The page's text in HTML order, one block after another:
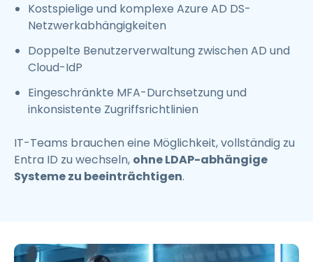
Kostspielige und komplexe Azure AD DS-
Netzwerkabhängigkeiten
Doppelte Benutzerverwaltung zwischen AD und
Cloud-IdP
Eingeschränkte MFA-Durchsetzung und
inkonsistente Zugriffsrichtlinien
IT-Teams brauchen eine Möglichkeit, vollständig zu
Entra ID zu wechseln, ohne LDAP-abhängige
Systeme zu beeinträchtigen.